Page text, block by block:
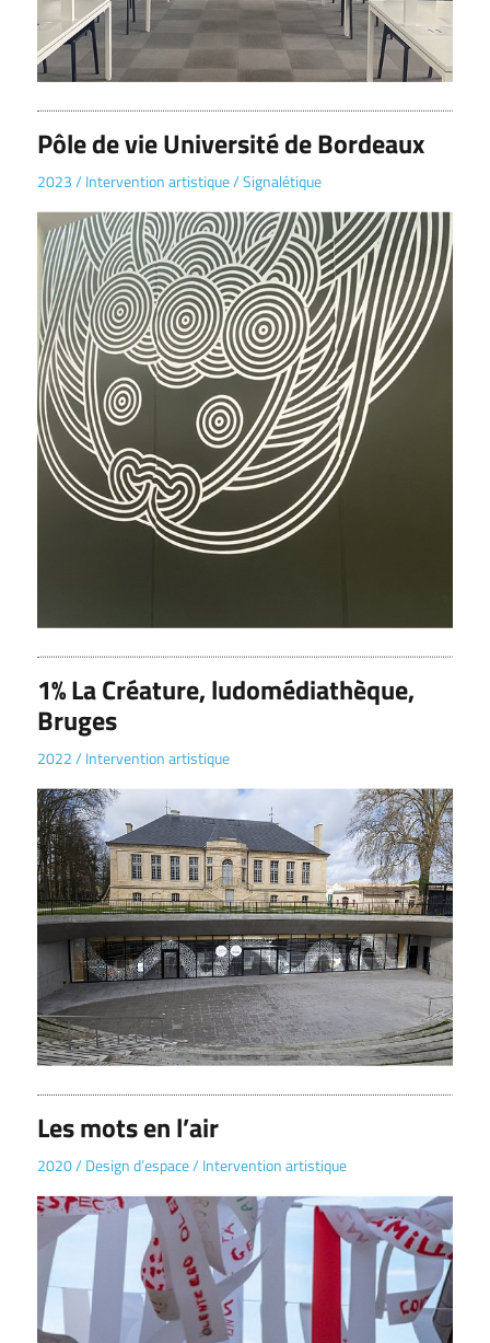
Pôle de vie Université de Bordeaux
2023/Intervention artistique/Signalétique
1% La Créature, ludomédiathèque,
Bruges
2022/Intervention artistique
Les mots en l’air
2020/Design d’espace/Intervention artistique